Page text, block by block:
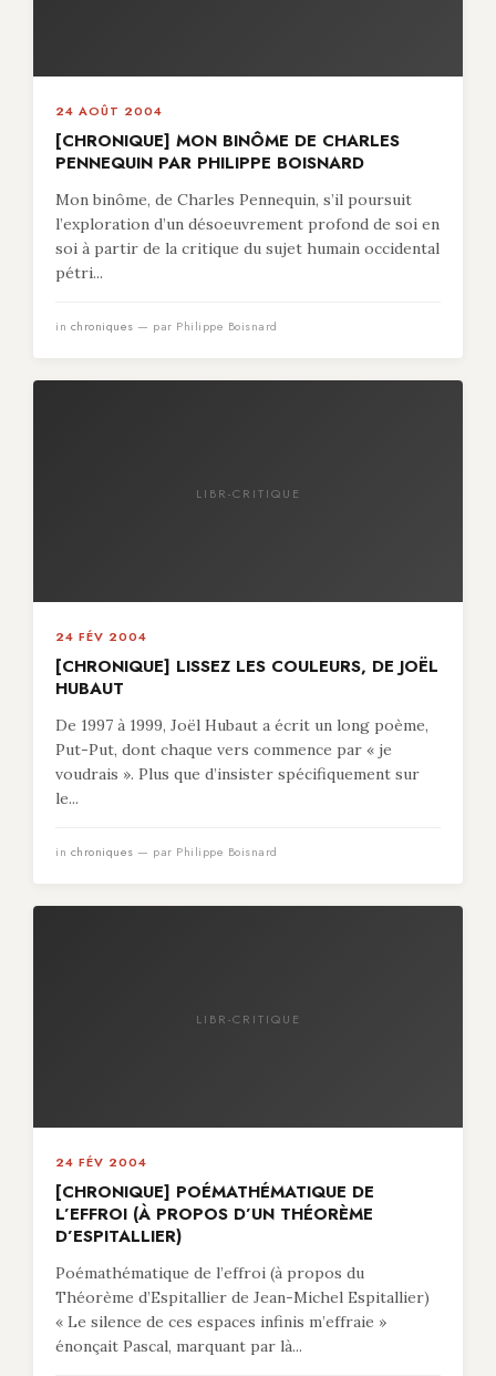
24 AOÛT 2004
[CHRONIQUE] MON BINÔME DE CHARLES
PENNEQUIN PAR PHILIPPE BOISNARD
Mon binôme, de Charles Pennequin, s’il poursuit
l’exploration d’un désoeuvrement profond de soi en
soi à partir de la critique du sujet humain occidental
pétri...
in chroniques — par Philippe Boisnard
LIBR-CRITIQUE
24 FÉV 2004
[CHRONIQUE] LISSEZ LES COULEURS, DE JOËL
HUBAUT
De 1997 à 1999, Joël Hubaut a écrit un long poème,
Put-Put, dont chaque vers commence par « je
voudrais ». Plus que d’insister spécifiquement sur
le...
in chroniques — par Philippe Boisnard
LIBR-CRITIQUE
24 FÉV 2004
[CHRONIQUE] POÉMATHÉMATIQUE DE
L’EFFROI (À PROPOS D’UN THÉORÈME
D’ESPITALLIER)
Poémathématique de l’effroi (à propos du
Théorème d’Espitallier de Jean-Michel Espitallier)
« Le silence de ces espaces infinis m’effraie »
énonçait Pascal, marquant par là...